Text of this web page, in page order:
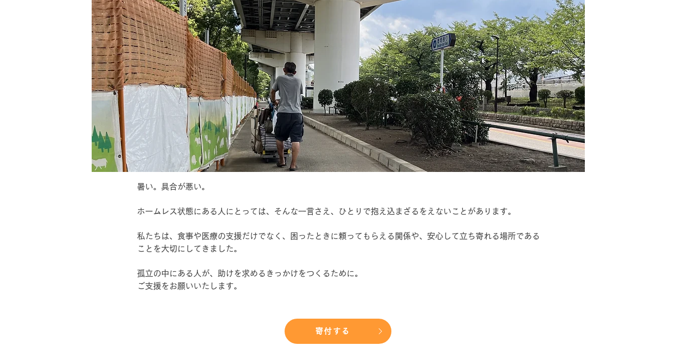
暑い。具合が悪い。
ホームレス状態にある人にとっては、そんな一言さえ、ひとりで抱え込まざるをえないことがあります。
私たちは、食事や医療の支援だけでなく、困ったときに頼ってもらえる関係や、安心して立ち寄れる場所である
ことを大切にしてきました。
孤立の中にある人が、助けを求めるきっかけをつくるために。​
ご支援をお願いいたします。
寄付する